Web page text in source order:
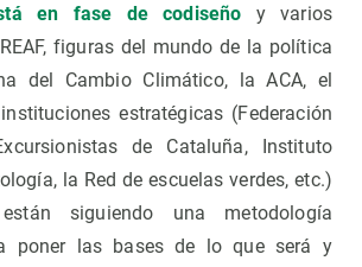
en fase de codiseño
y varios
figuras del mundo de la política
del Cambio Climático, la ACA, el
estratégicas (Federación
de Cataluña, Instituto
la Red de escuelas verdes, etc.)
siguiendo una metodología
poner las bases de lo que será y